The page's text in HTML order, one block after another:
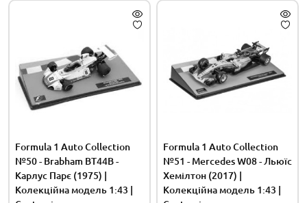
Formula 1 Auto Collection
№50 - Brabham BT44B -
Карлус Парє (1975) |
Колекційна модель 1:43 |
Formula 1 Auto Collection
№51 - Mercedes W08 - Льюїс
Хемілтон (2017) |
Колекційна модель 1:43 |